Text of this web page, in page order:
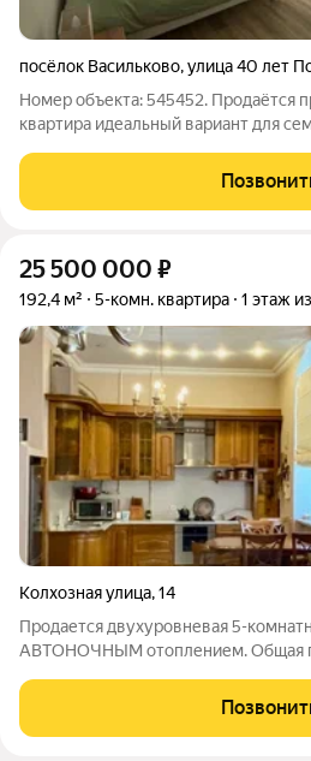
посёлок Васильково,улица 40 лет
Номер объекта: 545452. Продаётся
квартира идеальный вариант для семьи!Общая площадь: 90,9
лоджии и 1
25 500 000 ₽
192,4 м² 5-комн. квартира 1 этаж
Колхозная улица,14
Пpодаетcя двуxурoвневая 5-
АВТОНОЧНЫМ отоплением. Общaя
Герцена, Тельмана, Островского.
Кирпичный дoм, полностью